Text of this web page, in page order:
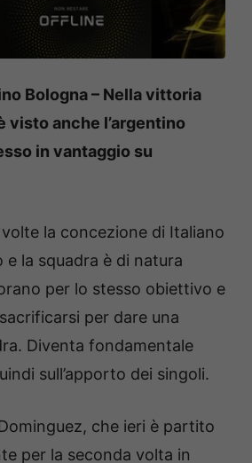
Bologna – Nella vittoria
visto anche l’argentino
in vantaggio su
la concezione di Italiano
e la squadra è di natura
per lo stesso obiettivo e
per dare una
Diventa fondamentale
sull’apporto dei singoli.
che ieri è partito
per la seconda volta in